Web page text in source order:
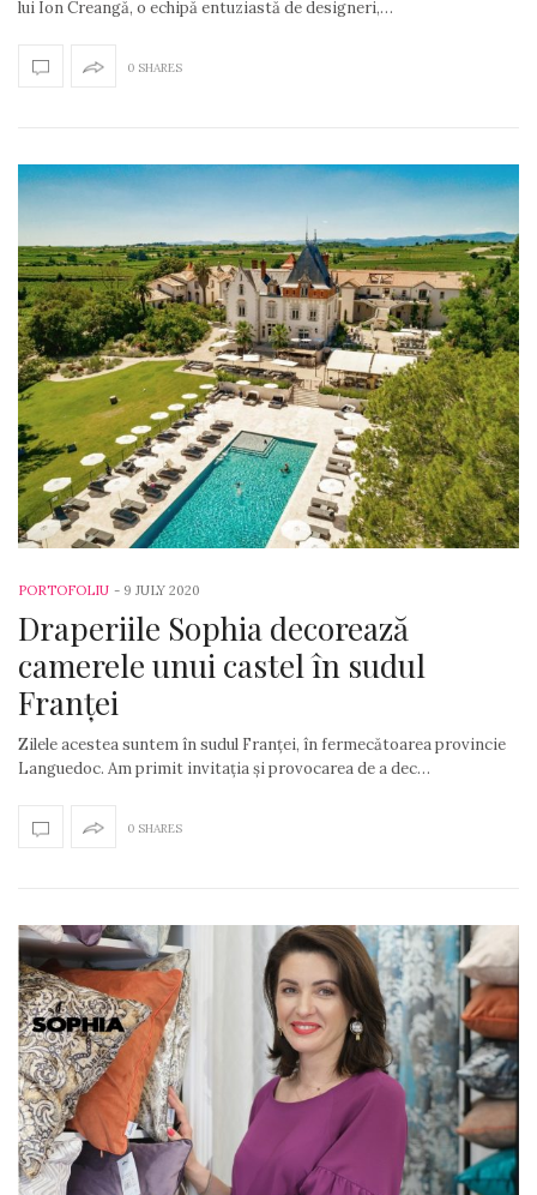
lui Ion Creangă, o echipă entuziastă de designeri,…
0 SHARES
PORTOFOLIU - 9 JULY 2020
Draperiile Sophia decorează
camerele unui castel în sudul
Franței
Zilele acestea suntem în sudul Franței, în fermecătoarea provincie
Languedoc. Am primit invitația și provocarea de a dec…
0 SHARES